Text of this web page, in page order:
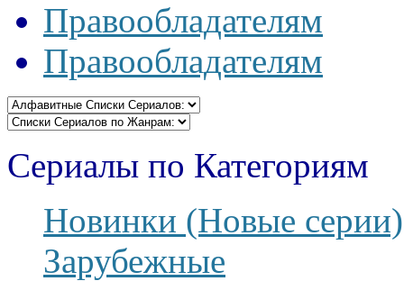
Правообладателям
Правообладателям
Сериалы по Категориям
Новинки (Новые серии)
Зарубежные